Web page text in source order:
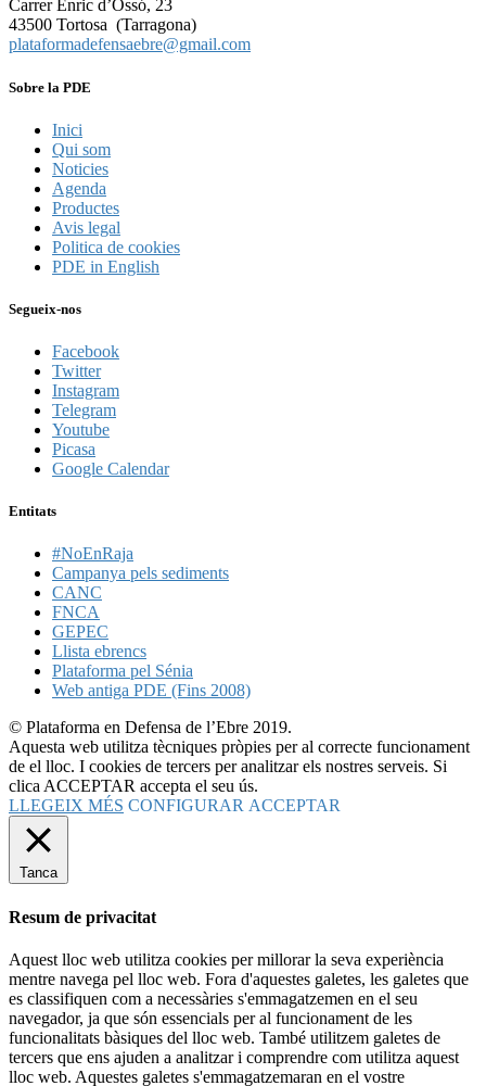
Carrer Enric d’Ossó, 23
43500 Tortosa (Tarragona)
plataformadefensaebre@gmail.com
Sobre la PDE
Inici
Qui som
Noticies
Agenda
Productes
Avis legal
Politica de cookies
PDE in English
Segueix-nos
Facebook
Twitter
Instagram
Telegram
Youtube
Picasa
Google Calendar
Entitats
#NoEnRaja
Campanya pels sediments
CANC
FNCA
GEPEC
Llista ebrencs
Plataforma pel Sénia
Web antiga PDE (Fins 2008)
© Plataforma en Defensa de l’Ebre 2019.
Aquesta web utilitza tècniques pròpies per al correcte funcionament
de el lloc. I cookies de tercers per analitzar els nostres serveis. Si
clica ACCEPTAR accepta el seu ús.
LLEGEIX MÉS CONFIGURAR ACCEPTAR
Tanca
Resum de privacitat
Aquest lloc web utilitza cookies per millorar la seva experiència
mentre navega pel lloc web. Fora d'aquestes galetes, les galetes que
es classifiquen com a necessàries s'emmagatzemen en el seu
navegador, ja que són essencials per al funcionament de les
funcionalitats bàsiques del lloc web. També utilitzem galetes de
tercers que ens ajuden a analitzar i comprendre com utilitza aquest
lloc web. Aquestes galetes s'emmagatzemaran en el vostre